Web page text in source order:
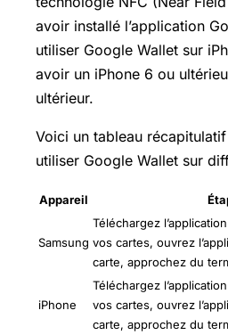
avoir installé l’application
utiliser Google Wallet sur
avoir un iPhone 6 ou
ultérieur.
Voici un tableau
utiliser Google Wallet sur
Appareil
Samsung
Téléchargez
vos cartes, ouvrez
carte, approchez du
iPhone
Téléchargez
vos cartes, ouvrez
carte, approchez du